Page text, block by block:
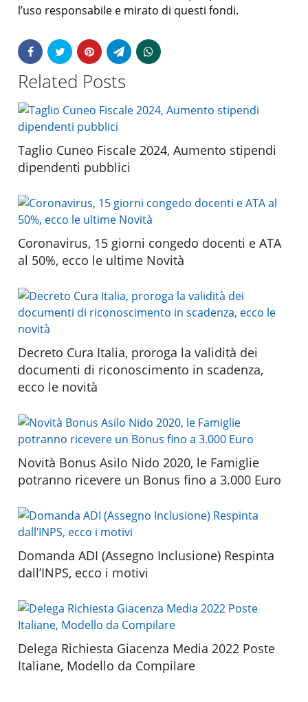
l’uso responsabile e mirato di questi fondi.
Related Posts
Taglio Cuneo Fiscale 2024, Aumento stipendi
dipendenti pubblici
Coronavirus, 15 giorni congedo docenti e ATA
al 50%, ecco le ultime Novità
Decreto Cura Italia, proroga la validità dei
documenti di riconoscimento in scadenza,
ecco le novità
Novità Bonus Asilo Nido 2020, le Famiglie
potranno ricevere un Bonus fino a 3.000 Euro
Domanda ADI (Assegno Inclusione) Respinta
dall’INPS, ecco i motivi
Delega Richiesta Giacenza Media 2022 Poste
Italiane, Modello da Compilare